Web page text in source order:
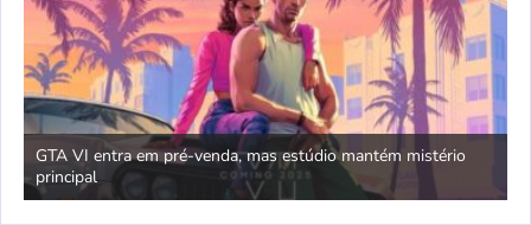
GTA VI entra em pré-venda, mas estúdio mantém mistério
principal